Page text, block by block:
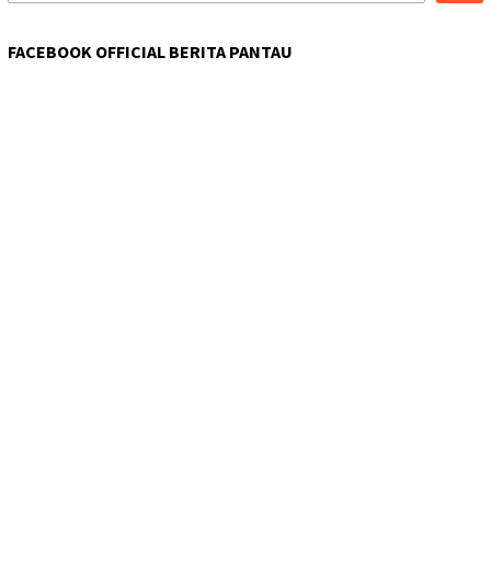
FACEBOOK OFFICIAL BERITA PANTAU